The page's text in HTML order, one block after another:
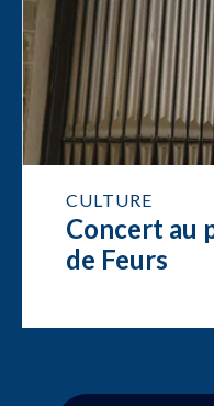
CULTURE
Concert au
de Feurs